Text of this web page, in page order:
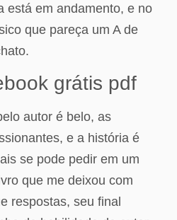
está em andamento, e no
que pareça um A de
grátis pdf
autor é belo, as
e a história é
se pode pedir em um
que me deixou com
respostas, seu final